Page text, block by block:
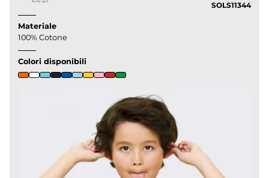
SOLS11344
Materiale
100% Cotone
Colori disponibili